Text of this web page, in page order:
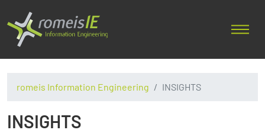
romeis Information Engineering INSIGHTS
INSIGHTS